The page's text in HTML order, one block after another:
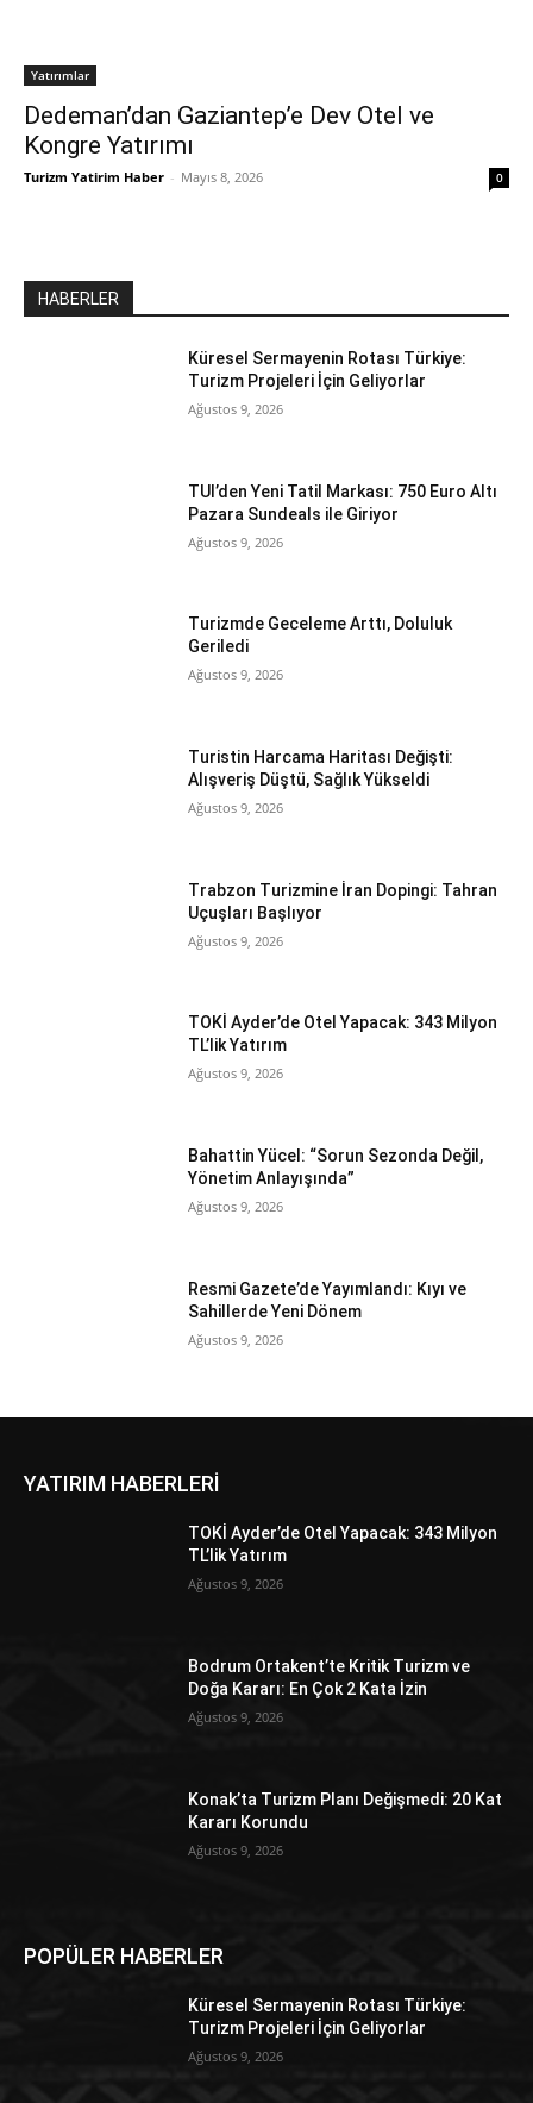
Yatırımlar
Dedeman’dan Gaziantep’e Dev Otel ve
Kongre Yatırımı
Turizm Yatirim Haber - Mayıs 8, 2026 0
HABERLER
Küresel Sermayenin Rotası Türkiye:
Turizm Projeleri İçin Geliyorlar
Ağustos 9, 2026
TUI’den Yeni Tatil Markası: 750 Euro Altı
Pazara Sundeals ile Giriyor
Ağustos 9, 2026
Turizmde Geceleme Arttı, Doluluk
Geriledi
Ağustos 9, 2026
Turistin Harcama Haritası Değişti:
Alışveriş Düştü, Sağlık Yükseldi
Ağustos 9, 2026
Trabzon Turizmine İran Dopingi: Tahran
Uçuşları Başlıyor
Ağustos 9, 2026
TOKİ Ayder’de Otel Yapacak: 343 Milyon
TL’lik Yatırım
Ağustos 9, 2026
Bahattin Yücel: “Sorun Sezonda Değil,
Yönetim Anlayışında”
Ağustos 9, 2026
Resmi Gazete’de Yayımlandı: Kıyı ve
Sahillerde Yeni Dönem
Ağustos 9, 2026
YATIRIM HABERLERİ
TOKİ Ayder’de Otel Yapacak: 343 Milyon
TL’lik Yatırım
Ağustos 9, 2026
Bodrum Ortakent’te Kritik Turizm ve
Doğa Kararı: En Çok 2 Kata İzin
Ağustos 9, 2026
Konak’ta Turizm Planı Değişmedi: 20 Kat
Kararı Korundu
Ağustos 9, 2026
POPÜLER HABERLER
Küresel Sermayenin Rotası Türkiye:
Turizm Projeleri İçin Geliyorlar
Ağustos 9, 2026